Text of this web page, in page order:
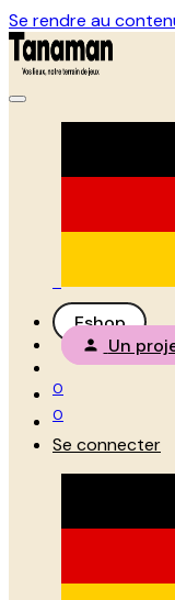
Se rendre au
Eshop
Un
0
0
Se connecter